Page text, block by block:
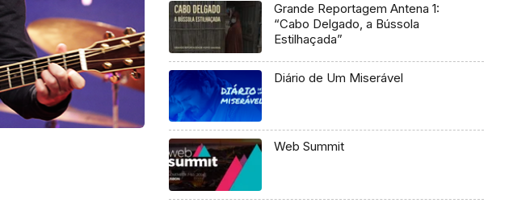
Grande Reportagem Antena 1:
“Cabo Delgado, a Bússola
Estilhaçada”
Diário de Um Miserável
Web Summit